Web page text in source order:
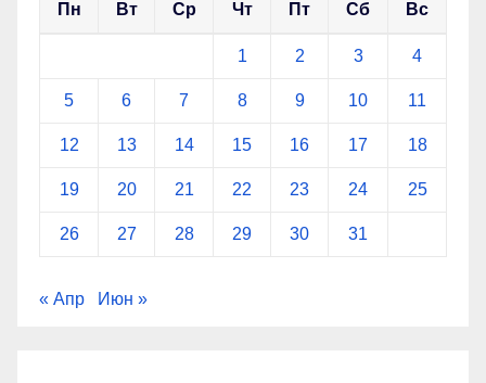
Пн Вт Ср Чт Пт Сб Вс
1 2 3 4
5 6 7 8 9 10 11
12 13 14 15 16 17 18
19 20 21 22 23 24 25
26 27 28 29 30 31
« Апр Июн »